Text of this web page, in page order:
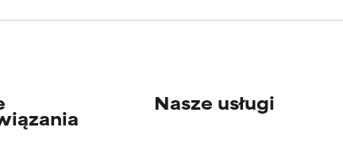
nie mieliśmy okazji przeanalizować badań na
nie mieliśmy okazji przeanalizować badań na
Nasze usługi